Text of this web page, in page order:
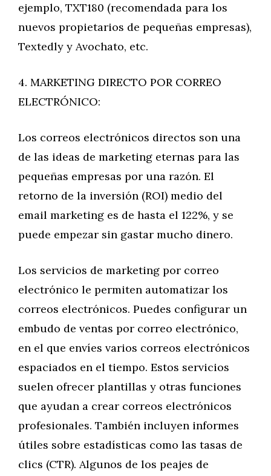
ejemplo, TXT180 (recomendada para los
nuevos propietarios de pequeñas empresas),
Textedly y Avochato, etc.
4. MARKETING DIRECTO POR CORREO
ELECTRÓNICO:
Los correos electrónicos directos son una
de las ideas de marketing eternas para las
pequeñas empresas por una razón. El
retorno de la inversión (ROI) medio del
email marketing es de hasta el 122%, y se
puede empezar sin gastar mucho dinero.
Los servicios de marketing por correo
electrónico le permiten automatizar los
correos electrónicos. Puedes configurar un
embudo de ventas por correo electrónico,
en el que envíes varios correos electrónicos
espaciados en el tiempo. Estos servicios
suelen ofrecer plantillas y otras funciones
que ayudan a crear correos electrónicos
profesionales. También incluyen informes
útiles sobre estadísticas como las tasas de
clics (CTR). Algunos de los peajes de